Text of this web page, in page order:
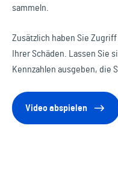
sammeln.
Zusätzlich haben Sie
Ihrer Schäden. Lassen Sie
Kennzahlen ausgeben, die
Video abspielen